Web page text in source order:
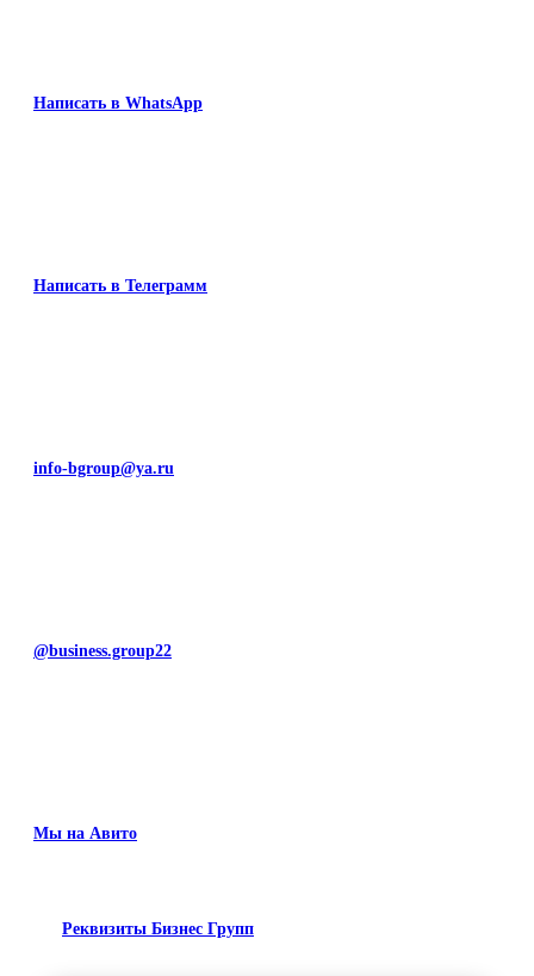
Написать в WhatsApp
Написать в Телеграмм
info-bgroup@ya.ru
@business.group22
Мы на Авито
Реквизиты Бизнес Групп